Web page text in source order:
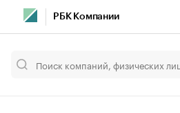
РБК Компании